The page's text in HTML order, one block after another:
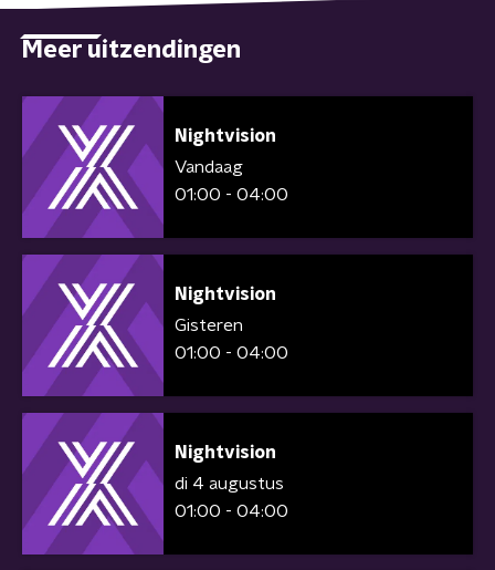
Meer uitzendingen
Nightvision
Vandaag
01:00 - 04:00
Nightvision
Gisteren
01:00 - 04:00
Nightvision
di 4 augustus
01:00 - 04:00